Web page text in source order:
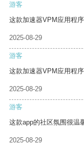
游客
这款加速器VPM应用程
2025-08-29
游客
这款加速器VPM应用程
2025-08-29
游客
这款app的社区氛围很温
2025-08-29